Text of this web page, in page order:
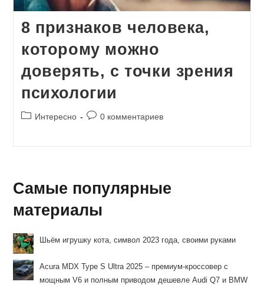
8 признаков человека,
которому можно
доверять, с точки зрения
психологии
Рубрика
Интересно
Комментарии
0 комментариев
Самые популярные
материалы
Шьём игрушку кота, символ 2023 года, своими руками
Acura MDX Type S Ultra 2025 – премиум-кроссовер с
мощным V6 и полным приводом дешевле Audi Q7 и BMW